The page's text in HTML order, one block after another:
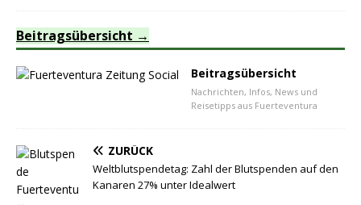
Beitragsübersicht
Beitragsübersicht
Nachrichten, Infos, News und
Reisetipps aus Fuerteventura
ZURÜCK
Weltblutspendetag: Zahl der Blutspenden auf den
Kanaren 27% unter Idealwert